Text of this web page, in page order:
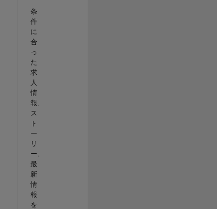
条
件
に
合
っ
た
求
人
情
報、
ス
ト
ー
リ
ー、
最
新
情
報
を